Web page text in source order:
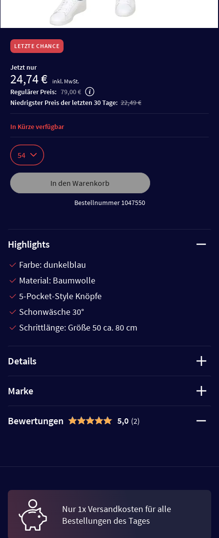
LETZTE CHANCE
Jetzt nur
24,74 € inkl. MwSt.
Regulärer Preis: 79,00 €
niedrigster Preis der letzten 30 Tage: 22,49 €
54
In den Warenkorb
Bestellnummer 1047550
In Kürze verfügbar
Highlights
Farbe: dunkelblau
Material: Baumwolle
5-Pocket-Style Knöpfe
Schonwäsche 30°
Schrittlänge: Größe 50 ca. 80 cm
Details
Marke
Bewertungen 5,0 (2)
Nur 1x Versandkosten für alle
Bestellungen des Tages